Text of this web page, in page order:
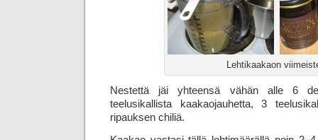
Lehtikaakaon
Nestettä jäi yhteensä vähän alle 6
teelusikallista kaakaojauhetta, 3
ripauksen chiliä.